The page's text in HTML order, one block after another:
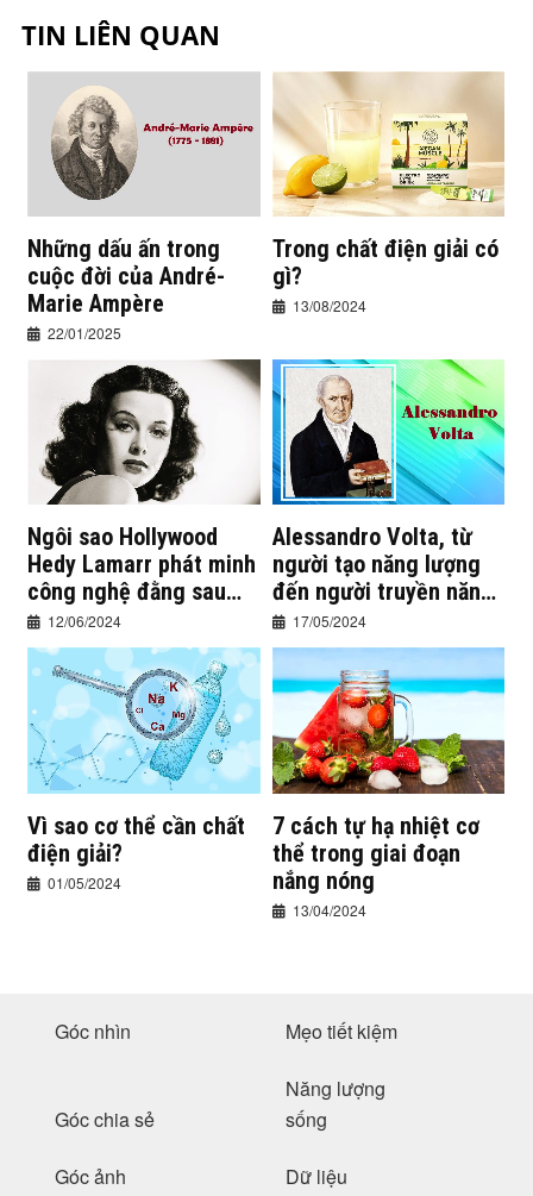
TIN LIÊN QUAN
Những dấu ấn trong
cuộc đời của André-
Marie Ampère
22/01/2025
Trong chất điện giải có
gì?
13/08/2024
Ngôi sao Hollywood
Hedy Lamarr phát minh
công nghệ đằng sau
WiFi như thế nào?
12/06/2024
Alessandro Volta, từ
người tạo năng lượng
đến người truyền năng
lượng
17/05/2024
Vì sao cơ thể cần chất
điện giải?
01/05/2024
7 cách tự hạ nhiệt cơ
thể trong giai đoạn
nắng nóng
13/04/2024
Góc nhìn Mẹo tiết kiệm
Góc chia sẻ
Năng lượng
sống
Góc ảnh Dữ liệu